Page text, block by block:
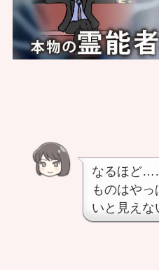
なるほど
ものはや
いと見えな